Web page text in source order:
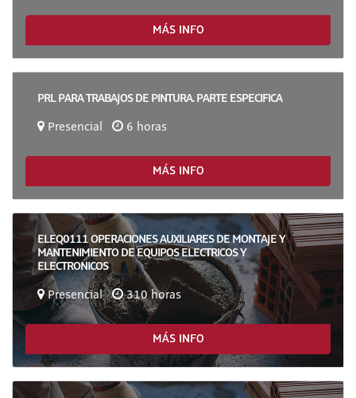
MÁS INFO
PRL PARA TRABAJOS DE PINTURA. PARTE ESPECIFICA
Presencial 6 horas
MÁS INFO
ELEQ0111 OPERACIONES AUXILIARES DE MONTAJE Y
MANTENIMIENTO DE EQUIPOS ELECTRICOS Y
ELECTRONICOS
Presencial 310 horas
MÁS INFO